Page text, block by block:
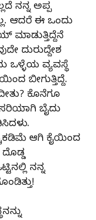
ನನ್ನ ಅಪ್ಪ
ಆದರೆ ಈ ಒಂದು
ಮಾಡುತ್ತಿದ್ದೆನೆ
ದುರುದ್ದೇಶ
ಒಳ್ಳೆಯ ವ್ಯವಸ್ಥೆ
ಬೀಗುತ್ತಿದ್ದೆ.
ಕೊನೆಗೂ
ಬೈದು
ಆಗಿ ಕೈಯಿಂದ
ನನ್ನ